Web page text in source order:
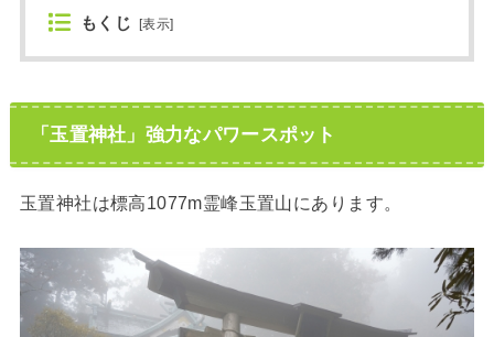
もくじ [表示]
「玉置神社」強力なパワースポット
玉置神社は標高1077m霊峰玉置山にあります。